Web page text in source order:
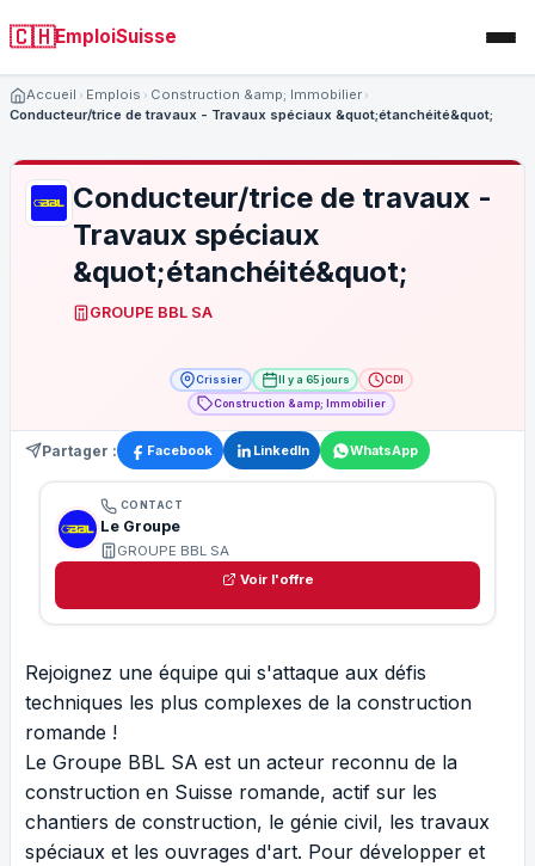
🇨🇭EmploiSuisse
Accueil Emplois
Construction &amp; Immobilier
Conducteur/trice de travaux - Travaux spéciaux &quot;étanchéité&quot;
Conducteur/trice de travaux -
Travaux spéciaux
&quot;étanchéité&quot;
GROUPE BBL SA
Crissier Il y a 65 jours
CDI
Construction &amp; Immobilier
Partager : Facebook LinkedIn WhatsApp
CONTACT
Le Groupe
GROUPE BBL SA
Voir l'offre
Rejoignez une équipe qui s'attaque aux défis
techniques les plus complexes de la construction
romande !
Le Groupe BBL SA est un acteur reconnu de la
construction en Suisse romande, actif sur les
chantiers de construction, le génie civil, les travaux
spéciaux et les ouvrages d'art. Pour développer et